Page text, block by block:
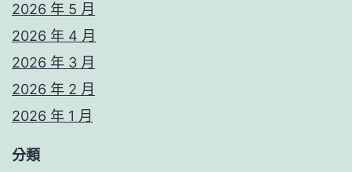
2026 年 5 月
2026 年 4 月
2026 年 3 月
2026 年 2 月
2026 年 1 月
分類